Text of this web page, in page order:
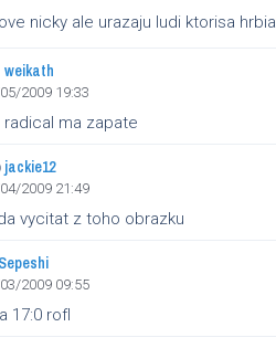
nicky ale urazaju ludi ktorisa hrbia
weikath
2009 19:33
radical ma zapate
jackie12
2009 21:49
vycitat z toho obrazku
Sepeshi
2009 09:55
17:0 rofl